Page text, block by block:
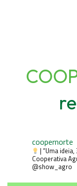
coopernorte
| “Uma
Cooperativa
@show_agro